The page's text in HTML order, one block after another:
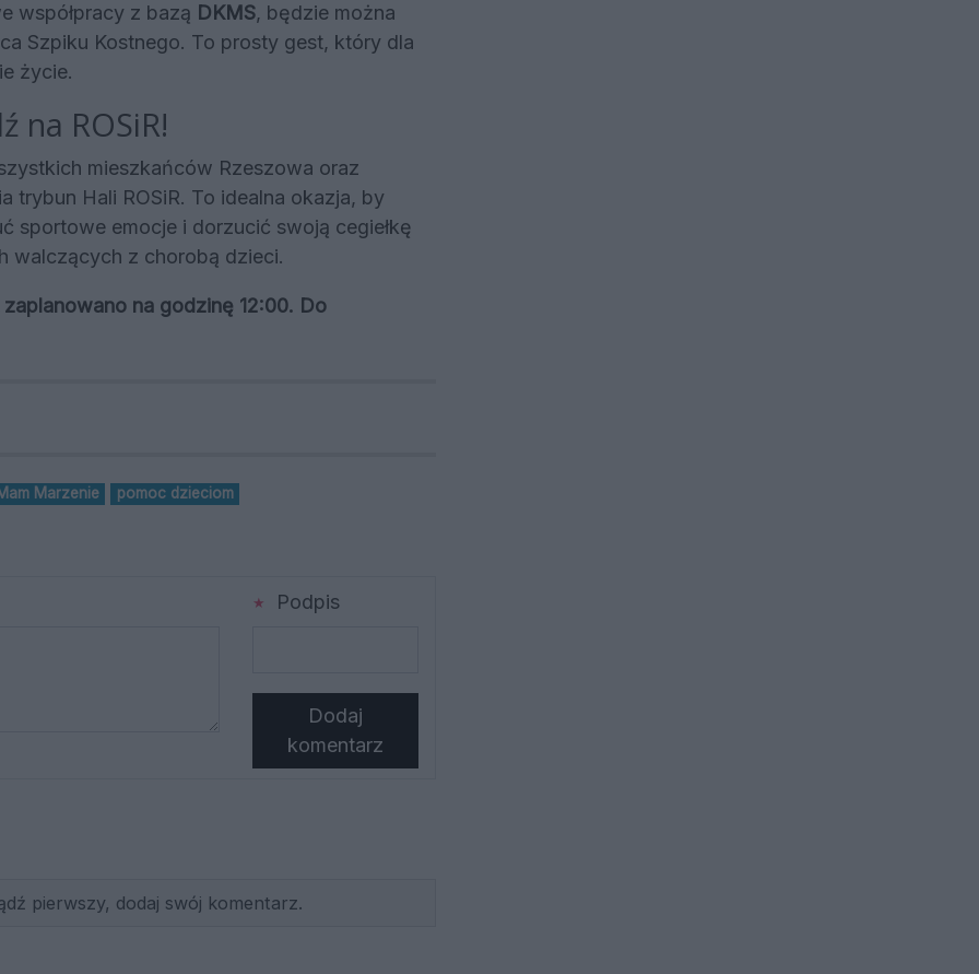
współpracy z bazą DKMS, będzie można
Szpiku Kostnego. To prosty gest, który dla
życie.
na ROSiR!
mieszkańców Rzeszowa oraz
trybun Hali ROSiR. To idealna okazja, by
sportowe emocje i dorzucić swoją cegiełkę
walczących z chorobą dzieci.
na godzinę 12:00. Do
Marzenie pomoc dzieciom
Podpis
Dodaj
komentarz
pierwszy, dodaj swój komentarz.